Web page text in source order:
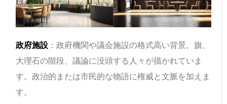
政府施設 ：政府機関や議会施設の格式高い背景。旗、
大理石の階段、議論に没頭する人々が描かれていま
す。政治的または市民的な物語に権威と文脈を加えま
す。